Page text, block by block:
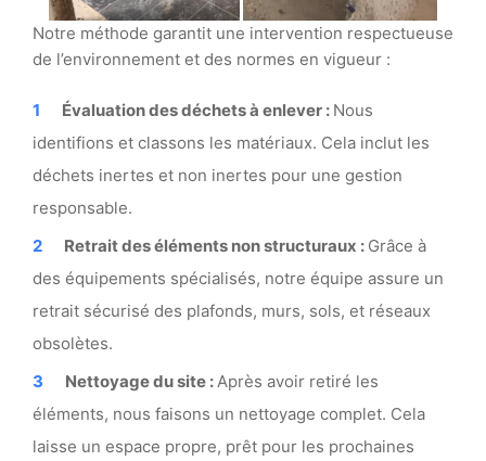
Notre méthode garantit une intervention respectueuse
de l’environnement et des normes en vigueur :
Évaluation des déchets à enlever : Nous
identifions et classons les matériaux. Cela inclut les
déchets inertes et non inertes pour une gestion
responsable.
Retrait des éléments non structuraux : Grâce à
des équipements spécialisés, notre équipe assure un
retrait sécurisé des plafonds, murs, sols, et réseaux
obsolètes.
Nettoyage du site : Après avoir retiré les
éléments, nous faisons un nettoyage complet. Cela
laisse un espace propre, prêt pour les prochaines